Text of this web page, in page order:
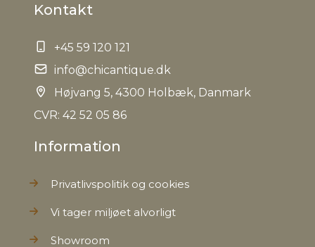
EAN
Tariffnumber
Bruttovægt
Kontakt
+45 59 120 121
info@chicantique.dk
Højvang 5, 4300 Holbæk, Danmark
CVR: 42 52 05 86
Information
Privatlivspolitik og cookies
Vi tager miljøet alvorligt
Showroom